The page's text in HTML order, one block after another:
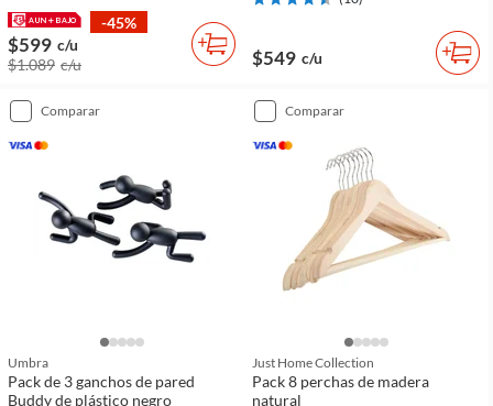
-45%
$599 c/u
$1.089 c/u $549 c/u
comparar
Umbra
Pack de 3 ganchos de pared
Buddy de plástico negro
comparar
Just Home Collection
Pack 8 perchas de madera
natural